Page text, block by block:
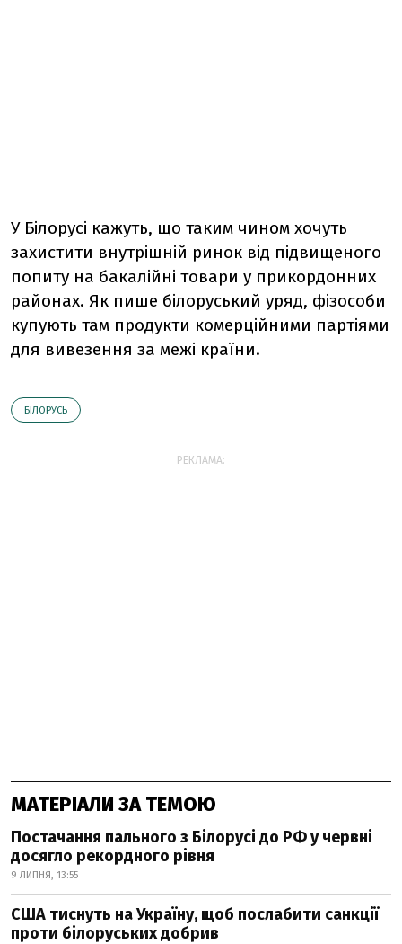
У Білорусі кажуть, що таким чином хочуть
захистити внутрішній ринок від підвищеного
попиту на бакалійні товари у прикордонних
районах. Як пише білоруський уряд, фізособи
купують там продукти комерційними партіями
для вивезення за межі країни.
БІЛОРУСЬ
РЕКЛАМА:
МАТЕРІАЛИ ЗА ТЕМОЮ
Постачання пального з Білорусі до РФ у червні
досягло рекордного рівня
9 ЛИПНЯ, 13:55
США тиснуть на Україну, щоб послабити санкції
проти білоруських добрив